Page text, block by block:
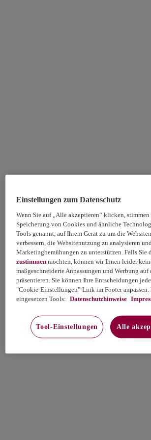
Einstellungen zum Datenschutz
Wenn Sie auf „Alle akzeptieren“ klicken, stimmen
Speicherung von Cookies und ähnliche
Tools genannt, auf Ihrem Gerät zu um die
verbessern, die Websitenutzung zu analysieren
Marketingbemühungen zu unterstützen. Falls Sie
zustimmen möchten, können wir Ihnen leider
maßgeschneiderte Anpassungen und Werbung auf
präsentieren. Sie können Ihre Entscheidungen
"Cookie-Einstellungen"-Link im Footer anpassen.
eingesetzen Tools: Datenschutzhinweise
Tool-Einstellungen Alle